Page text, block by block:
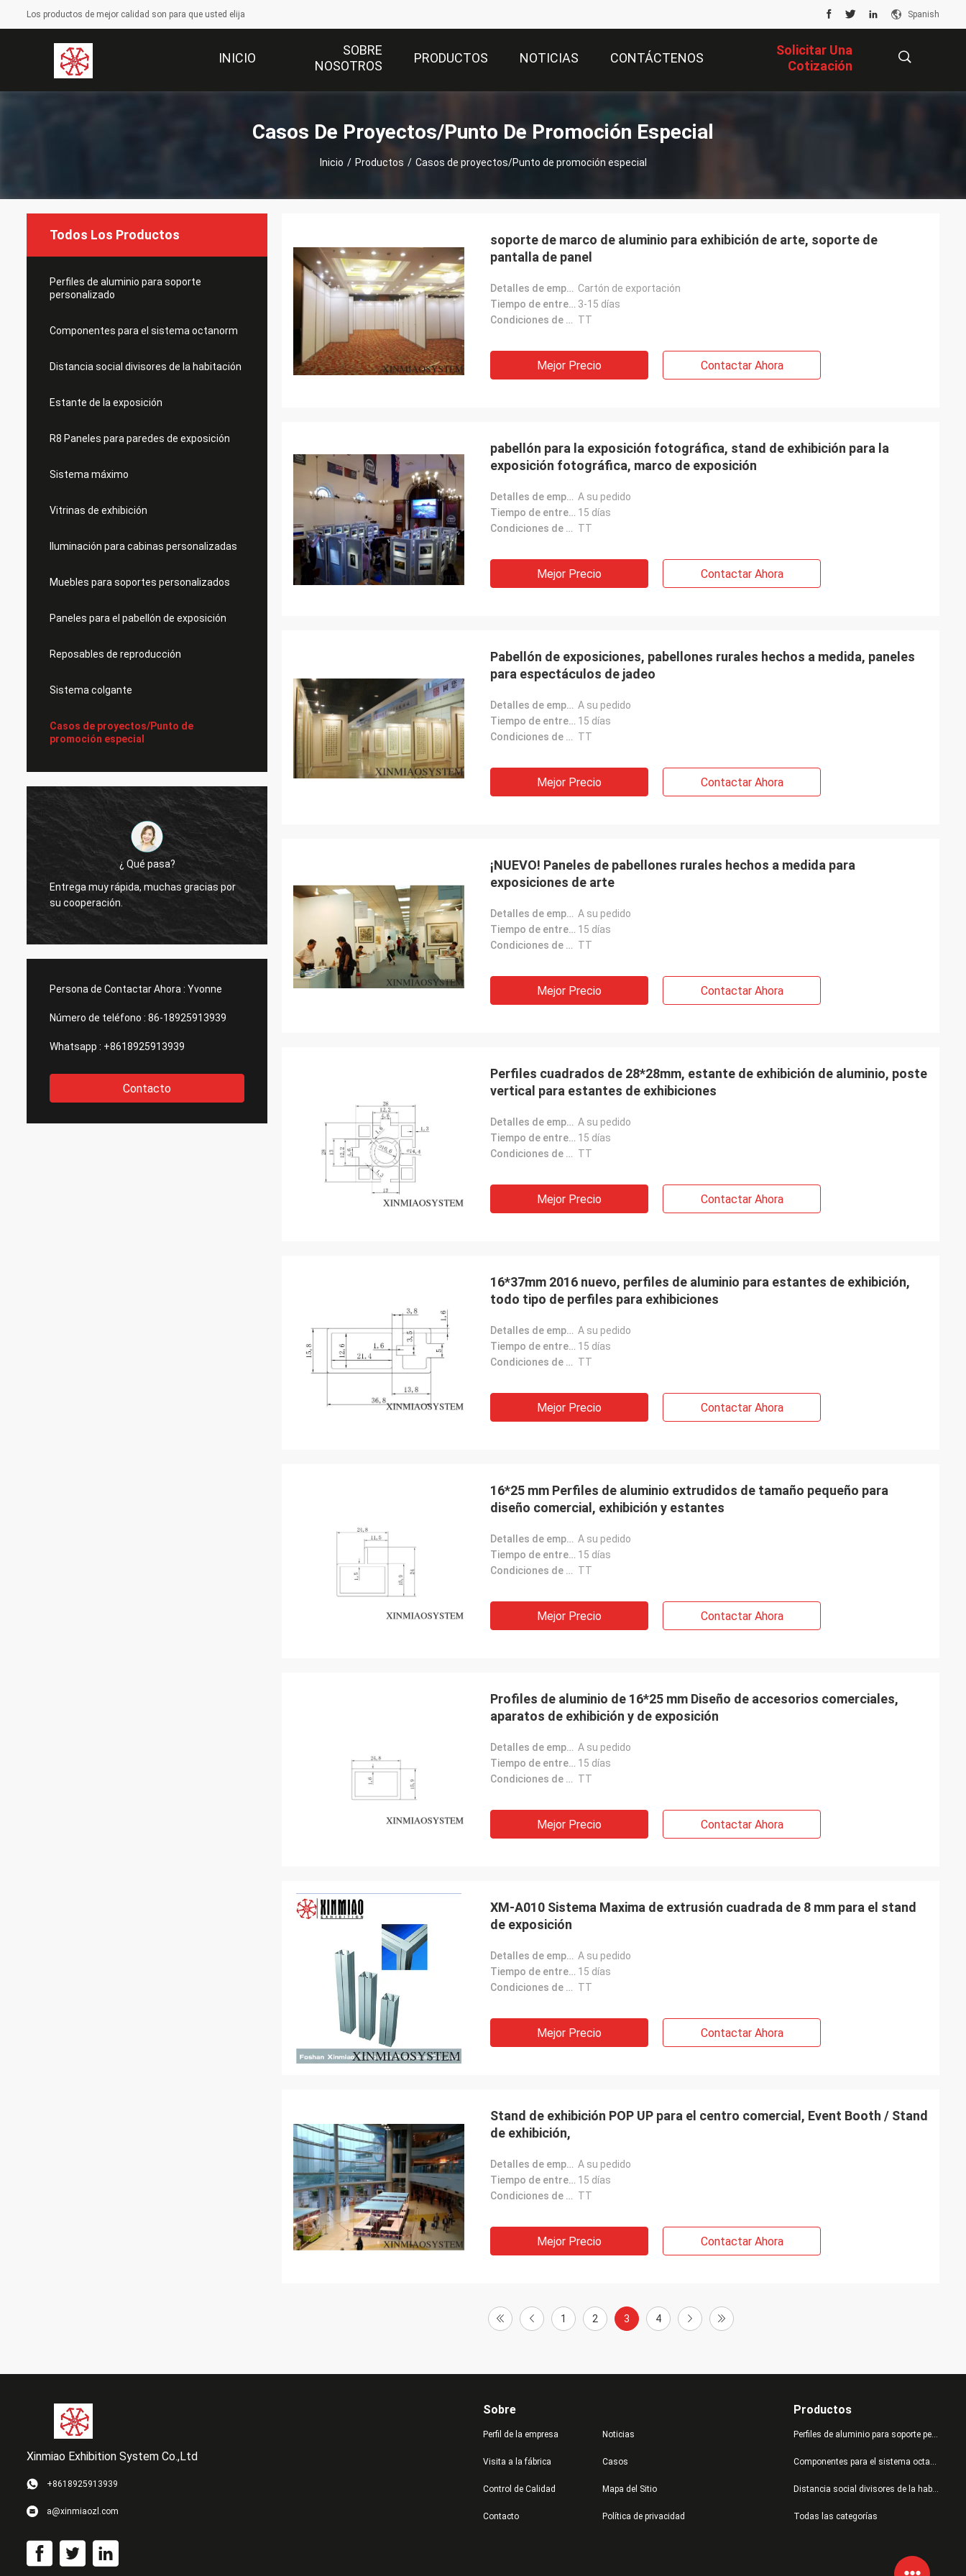
Los productos de mejor calidad son para que usted elija Spanish
INICIO
SOBRE
NOSOTROS
PRODUCTOS NOTICIAS CONTÁCTENOS
Solicitar Una
Cotización
Casos De Proyectos/Punto De Promoción Especial
Inicio / Productos / Casos de proyectos/Punto de promoción especial
Todos Los Productos
Perfiles de aluminio para soporte
personalizado
Componentes para el sistema octanorm
Distancia social divisores de la habitación
Estante de la exposición
R8 Paneles para paredes de exposición
Sistema máximo
Vitrinas de exhibición
Iluminación para cabinas personalizadas
Muebles para soportes personalizados
Paneles para el pabellón de exposición
Reposables de reproducción
Sistema colgante
Casos de proyectos/Punto de
promoción especial
¿ Qué pasa?
Entrega muy rápida, muchas gracias por
su cooperación.
Siempre recuerdo tu cooperación.
Persona de Contactar Ahora : Yvonne
Número de teléfono : 86-18925913939
Whatsapp : +8618925913939
Contacto
soporte de marco de aluminio para exhibición de arte, soporte de
pantalla de panel
Detalles de empaquetado: Cartón de exportación
Tiempo de entrega: 3-15 días
Condiciones de pago: TT
Mejor Precio Contactar Ahora
pabellón para la exposición fotográfica, stand de exhibición para la
exposición fotográfica, marco de exposición
Detalles de empaquetado: A su pedido
Tiempo de entrega: 15 días
Condiciones de pago: TT
Mejor Precio Contactar Ahora
Pabellón de exposiciones, pabellones rurales hechos a medida, paneles
para espectáculos de jadeo
Detalles de empaquetado: A su pedido
Tiempo de entrega: 15 días
Condiciones de pago: TT
Mejor Precio Contactar Ahora
¡NUEVO! Paneles de pabellones rurales hechos a medida para
exposiciones de arte
Detalles de empaquetado: A su pedido
Tiempo de entrega: 15 días
Condiciones de pago: TT
Mejor Precio Contactar Ahora
Perfiles cuadrados de 28*28mm, estante de exhibición de aluminio, poste
vertical para estantes de exhibiciones
Detalles de empaquetado: A su pedido
Tiempo de entrega: 15 días
Condiciones de pago: TT
Mejor Precio Contactar Ahora
16*37mm 2016 nuevo, perfiles de aluminio para estantes de exhibición,
todo tipo de perfiles para exhibiciones
Detalles de empaquetado: A su pedido
Tiempo de entrega: 15 días
Condiciones de pago: TT
Mejor Precio Contactar Ahora
16*25 mm Perfiles de aluminio extrudidos de tamaño pequeño para
diseño comercial, exhibición y estantes
Detalles de empaquetado: A su pedido
Tiempo de entrega: 15 días
Condiciones de pago: TT
Mejor Precio Contactar Ahora
Profiles de aluminio de 16*25 mm Diseño de accesorios comerciales,
aparatos de exhibición y de exposición
Detalles de empaquetado: A su pedido
Tiempo de entrega: 15 días
Condiciones de pago: TT
Mejor Precio Contactar Ahora
XM-A010 Sistema Maxima de extrusión cuadrada de 8 mm para el stand
de exposición
Detalles de empaquetado: A su pedido
Tiempo de entrega: 15 días
Condiciones de pago: TT
Mejor Precio Contactar Ahora
Stand de exhibición POP UP para el centro comercial, Event Booth / Stand
de exhibición,
Detalles de empaquetado: A su pedido
Tiempo de entrega: 15 días
Condiciones de pago: TT
Mejor Precio Contactar Ahora
1 2 3 4
Xinmiao Exhibition System Co.,Ltd
+8618925913939
a@xinmiaozl.com
Sobre
Perfil de la empresa
Visita a la fábrica
Control de Calidad
Contacto
Noticias
Casos
Mapa del Sitio
Política de privacidad
Productos
Perfiles de aluminio para soporte personalizado
Componentes para el sistema octanorm
Distancia social divisores de la habitación
Todas las categorías